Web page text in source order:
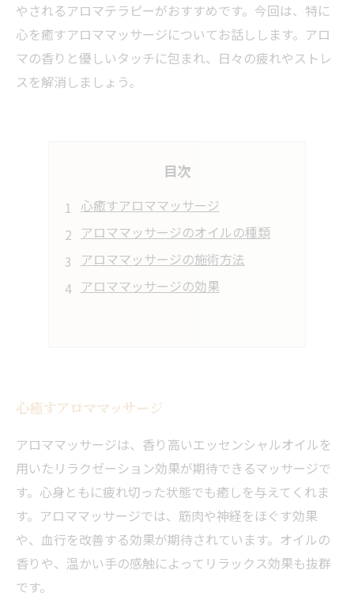
やされるアロマテラピーがおすすめです。今回は、特に
心を癒すアロママッサージについてお話しします。アロ
マの香りと優しいタッチに包まれ、日々の疲れやストレ
スを解消しましょう。
目次
心癒すアロママッサージ
アロママッサージのオイルの種類
アロママッサージの施術方法
アロママッサージの効果
心癒すアロママッサージ
アロママッサージは、香り高いエッセンシャルオイルを
用いたリラクゼーション効果が期待できるマッサージで
す。心身ともに疲れ切った状態でも癒しを与えてくれま
す。アロママッサージでは、筋肉や神経をほぐす効果
や、血行を改善する効果が期待されています。オイルの
香りや、温かい手の感触によってリラックス効果も抜群
です。